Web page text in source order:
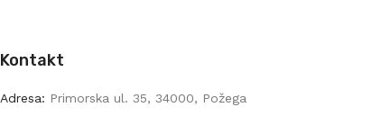
Kontakt
Adresa: Primorska ul. 35, 34000, Požega